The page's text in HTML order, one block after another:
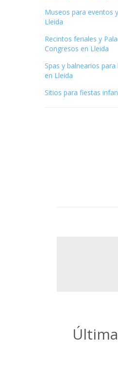
Museos para eventos
Lleida
Recintos feriales y
Congresos en Lleida
Spas y balnearios
en Lleida
Sitios para fiestas